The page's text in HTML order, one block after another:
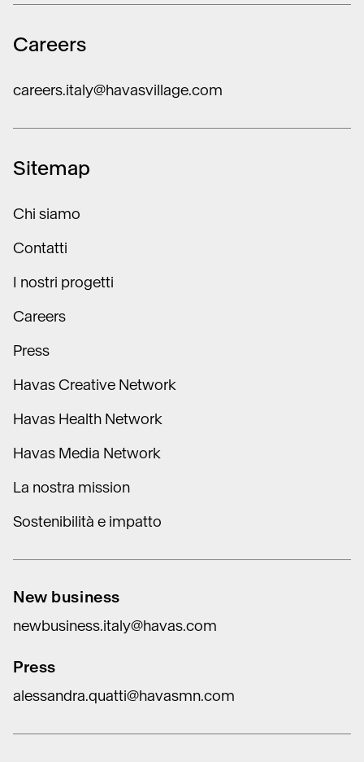
Careers
careers.italy@havasvillage.com
Sitemap
Chi siamo
Contatti
I nostri progetti
Careers
Press
Havas Creative Network
Havas Health Network
Havas Media Network
La nostra mission
Sostenibilità e impatto
New business
newbusiness.italy@havas.com
Press
alessandra.quatti@havasmn.com